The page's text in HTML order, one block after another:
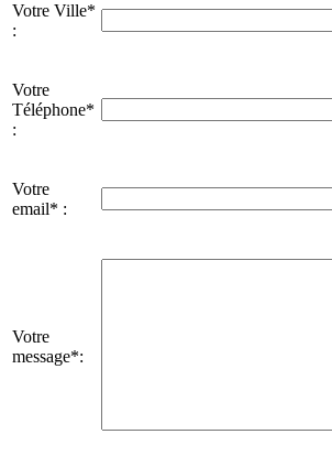
Votre Ville*
:
Votre
Téléphone*
:
Votre
email* :
Votre
message*: